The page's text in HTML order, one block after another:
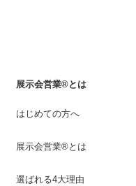
展示会営業®とは
はじめての方へ
展示会営業®とは
選ばれる4大理由